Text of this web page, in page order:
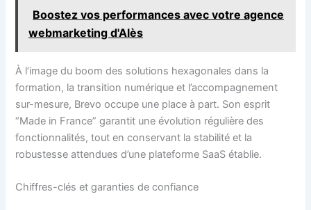
Boostez vos performances avec votre agence
webmarketing d'Alès
À l’image du boom des solutions hexagonales dans la
formation, la transition numérique et l’accompagnement
sur-mesure, Brevo occupe une place à part. Son esprit
“Made in France” garantit une évolution régulière des
fonctionnalités, tout en conservant la stabilité et la
robustesse attendues d’une plateforme SaaS établie.
Chiffres-clés et garanties de confiance